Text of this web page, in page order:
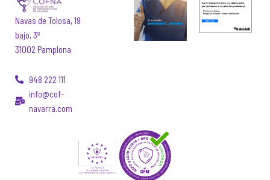
Navas de Tolosa, 19
bajo, 3º
31002 Pamplona
948 222 111
info@cof-
navarra.com